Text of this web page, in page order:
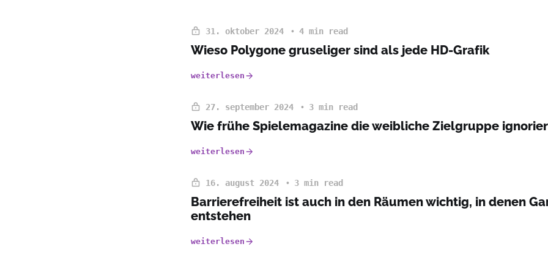
31. oktober 2024 4 min read
Wieso Polygone gruseliger sind als jede HD-Grafik
weiterlesen
27. september 2024 3 min read
Wie frühe Spielemagazine die weibliche Zielgruppe
weiterlesen
16. august 2024 3 min read
Barrierefreiheit ist auch in den Räumen wichtig, in denen
entstehen
weiterlesen